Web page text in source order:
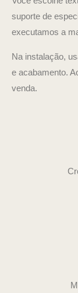
suporte de
executamos a
Na instalação,
e acabamento.
venda.